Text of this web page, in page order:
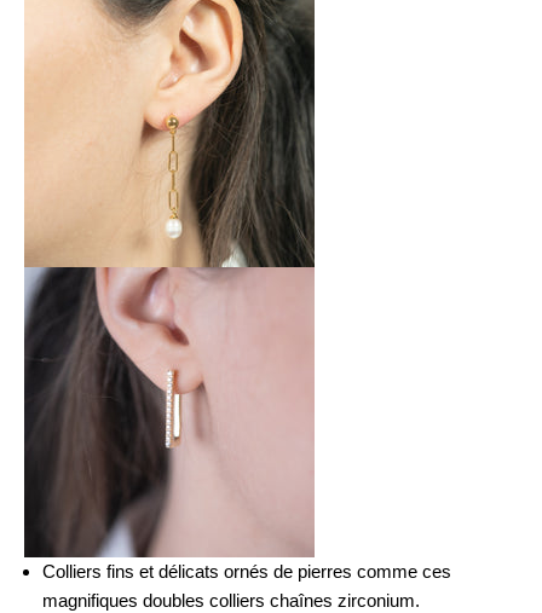
Colliers fins et délicats ornés de pierres comme ces
magnifiques doubles colliers chaînes zirconium.